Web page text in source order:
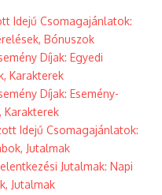
Idejű Csomagajánlatok:
Bónuszok
Díjak: Egyedi
Karakterek
Díjak: Esemény-
Karakterek
Idejű Csomagajánlatok:
Jutalmak
Jutalmak: Napi
Jutalmak